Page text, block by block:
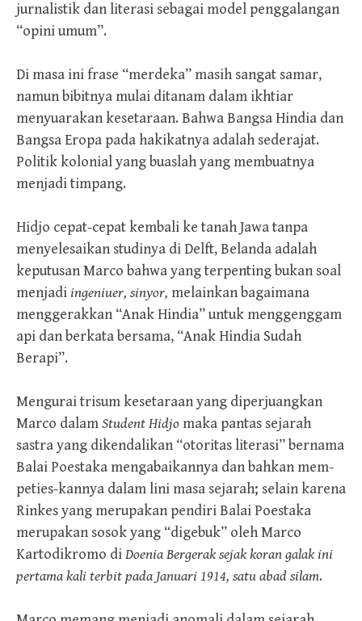
jurnalistik dan literasi sebagai model penggalangan
“opini umum”.
Di masa ini frase “merdeka” masih sangat samar,
namun bibitnya mulai ditanam dalam ikhtiar
menyuarakan kesetaraan. Bahwa Bangsa Hindia dan
Bangsa Eropa pada hakikatnya adalah sederajat.
Politik kolonial yang buaslah yang membuatnya
menjadi timpang.
Hidjo cepat-cepat kembali ke tanah Jawa tanpa
menyelesaikan studinya di Delft, Belanda adalah
keputusan Marco bahwa yang terpenting bukan soal
menjadi ingeniuer, sinyor, melainkan bagaimana
menggerakkan “Anak Hindia” untuk menggenggam
api dan berkata bersama, “Anak Hindia Sudah
Berapi”.
Mengurai trisum kesetaraan yang diperjuangkan
Marco dalamStudent Hidjo maka pantas sejarah
sastra yang dikendalikan “otoritas literasi” bernama
Balai Poestaka mengabaikannya dan bahkan mem-
peties-kannya dalam lini masa sejarah; selain karena
Rinkes yang merupakan pendiri Balai Poestaka
merupakan sosok yang “digebuk” oleh Marco
Kartodikromo diDoenia Bergerak sejak koran galak ini
pertama kali terbit pada Januari 1914, satu abad silam.